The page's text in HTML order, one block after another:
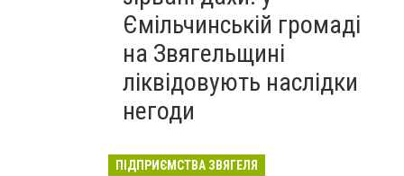
Ємільчинській громаді
на Звягельщині
ліквідовують наслідки
негоди
ПІДПРИЄМСТВА ЗВЯГЕЛЯ